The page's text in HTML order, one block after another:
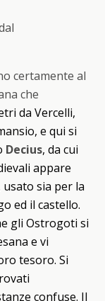
certamente al
che
da Vercelli,
e qui si
Decius, da cui
appare
usato sia per la
ed il castello.
gli Ostrogoti si
e vi
tesoro. Si
confuse. Il